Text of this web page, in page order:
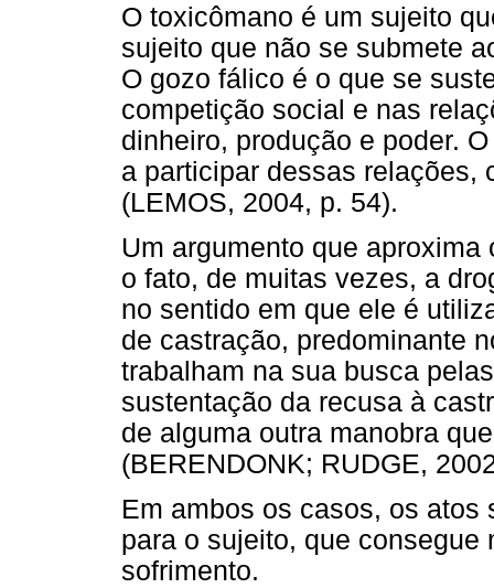
O toxicômano é um sujeito
sujeito que não se submete
O gozo fálico é o que se
competição social e nas
dinheiro, produção e poder.
a participar dessas relações,
(LEMOS, 2004, p. 54).
Um argumento que
o fato, de muitas vezes, a
no sentido em que ele é
de castração, predominante
trabalham na sua busca
sustentação da recusa à
de alguma outra manobra
(BERENDONK; RUDGE,
Em ambos os casos, os
para o sujeito, que consegue
sofrimento.